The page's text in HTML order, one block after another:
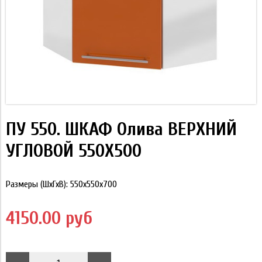
ПУ 550. ШКАФ Олива ВЕРХНИЙ
УГЛОВОЙ 550Х500
Размеры (ШхГхВ): 550x550x700
4150.00 руб